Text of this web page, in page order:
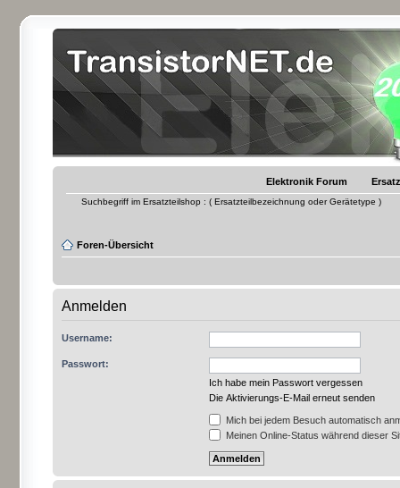
Elektronik Forum
Suchbegriff im Ersatzteilshop : ( Ersatzteilbezeichnung oder Gerätetype )
Foren-Übersicht
Anmelden
Username:
Passwort:
Ich habe mein Passwort vergessen
Die Aktivierungs-E-Mail erneut senden
Mich bei jedem Besuch automatisch
Meinen Online-Status während dieser